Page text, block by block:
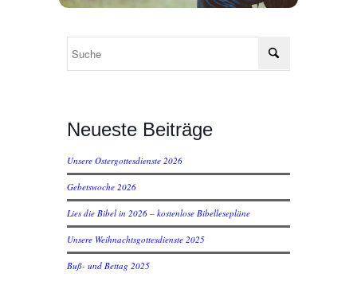
Neueste Beiträge
Unsere Ostergottesdienste 2026
Gebetswoche 2026
Lies die Bibel in 2026 – kostenlose Bibellesepläne
Unsere Weihnachtsgottesdienste 2025
Buß- und Bettag 2025